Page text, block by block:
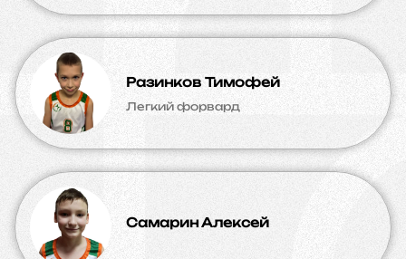
Разинков Тимофей
Легкий форвард
Самарин Алексей